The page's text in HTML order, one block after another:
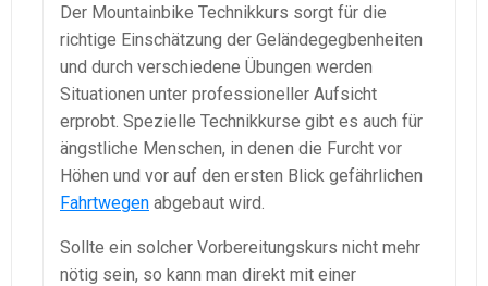
Der Mountainbike Technikkurs sorgt für die
richtige Einschätzung der Geländegegbenheiten
und durch verschiedene Übungen werden
Situationen unter professioneller Aufsicht
erprobt. Spezielle Technikkurse gibt es auch für
ängstliche Menschen, in denen die Furcht vor
Höhen und vor auf den ersten Blick gefährlichen
Fahrtwegen abgebaut wird.
Sollte ein solcher Vorbereitungskurs nicht mehr
nötig sein, so kann man direkt mit einer